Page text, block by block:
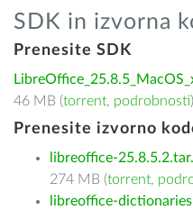
SDK in izvorna
Prenesite SDK
46 MB (torrent, podrobnosti)
Prenesite izvorno
libreoffice-
274 MB (torrent,
libreoffice-